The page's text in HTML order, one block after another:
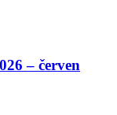
– červen